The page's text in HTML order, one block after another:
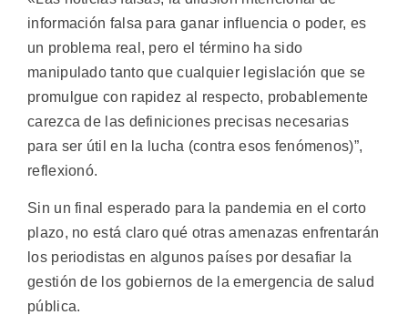
información falsa para ganar influencia o poder, es
un problema real, pero el término ha sido
manipulado tanto que cualquier legislación que se
promulgue con rapidez al respecto, probablemente
carezca de las definiciones precisas necesarias
para ser útil en la lucha (contra esos fenómenos)”,
reflexionó.
Sin un final esperado para la pandemia en el corto
plazo, no está claro qué otras amenazas enfrentarán
los periodistas en algunos países por desafiar la
gestión de los gobiernos de la emergencia de salud
pública.